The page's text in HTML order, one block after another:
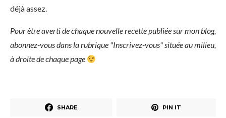
déjà assez.
Pour être averti de chaque nouvelle recette publiée sur mon blog,
abonnez-vous dans la rubrique "Inscrivez-vous" située au milieu,
à droite de chaque page
SHARE PIN IT